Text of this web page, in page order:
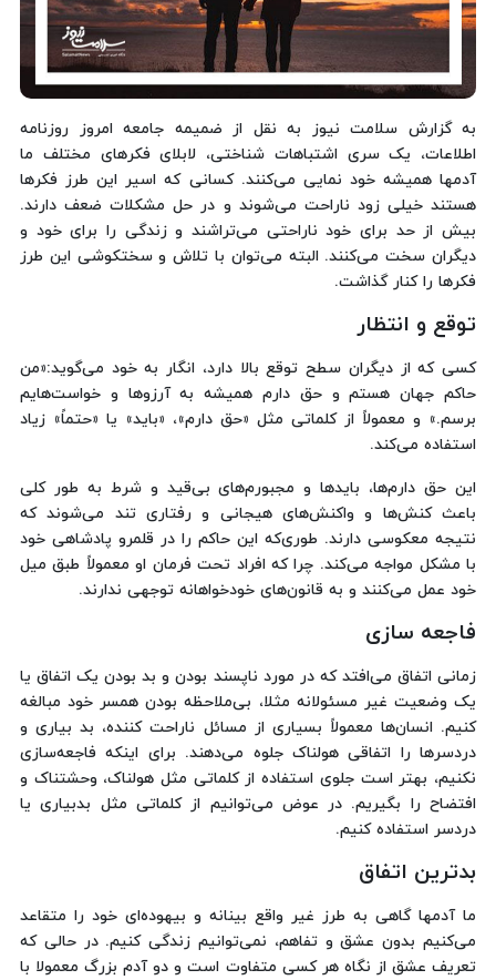
به گزارش سلامت نیوز به نقل از ضمیمه جامعه امروز روزنامه
اطلاعات، یک سری اشتباهات شناختی، لابلای فکرهای مختلف ما
آدمها همیشه خود نمایی می‌کنند. کسانی که اسیر این طرز فکرها
هستند خیلی زود ناراحت می‌شوند و در حل مشکلات ضعف دارند.
بیش از حد برای خود ناراحتی می‌تراشند و زندگی را برای خود و
دیگران سخت می‌کنند. البته می‌توان با تلاش و سختکوشی این طرز
فکرها را کنار گذاشت.
توقع و انتظار
کسی که از دیگران سطح توقع بالا دارد، انگار به خود می‌گوید:«من
حاکم جهان هستم و حق دارم همیشه به آرزوها و خواست‌هایم
برسم.» و معمولاً از کلماتی مثل «حق دارم»، «باید» یا «حتماً» زیاد
استفاده می‌کند.
این حق دارم‌ها، بایدها و مجبورم‌های بی‌قید و شرط به طور کلی
باعث کنش‌ها و واکنش‌های هیجانی و رفتاری تند می‌شوند که
نتیجه معکوسی دارند. طوری‌که این حاکم را در قلمرو پادشاهی خود
با مشکل مواجه می‌کند. چرا که افراد تحت فرمان او معمولاً طبق میل
خود عمل می‌کنند و به قانون‌های خودخواهانه توجهی ندارند.
فاجعه سازی
زمانی اتفاق می‌افتد که در مورد ناپسند بودن و بد بودن یک اتفاق یا
یک وضعیت غیر مسئولانه مثلا، بی‌ملاحظه بودن همسر خود مبالغه
کنیم. انسان‌ها معمولاً بسیاری از مسائل ناراحت کننده، بد بیاری و
دردسرها را اتفاقی هولناک جلوه می‌دهند. برای اینکه فاجعه‌سازی
نکنیم، بهتر است جلوی استفاده از کلماتی مثل هولناک، وحشتناک و
افتضاح را بگیریم. در عوض می‌توانیم از کلماتی مثل بدبیاری یا
دردسر استفاده کنیم.
بدترین اتفاق
ما آدمها گاهی به طرز غیر واقع بینانه و بیهوده‌ای خود را متقاعد
می‌کنیم بدون عشق و تفاهم، نمی‌توانیم زندگی کنیم. در حالی که
تعریف عشق از نگاه هر کسی متفاوت است و دو آدم بزرگ معمولا با